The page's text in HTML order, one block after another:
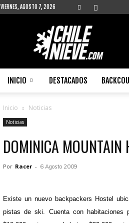
VIERNES, AGOSTO 7, 2026
Chilenieve
INICIO DESTACADOS
Inicio Noticias
Noticias
DOMINICA MOUNTAIN
Por Racer - 6 Agosto 2009
Existe un nuevo backpackers Hostel
pistas de ski. Cuenta con habitaciones